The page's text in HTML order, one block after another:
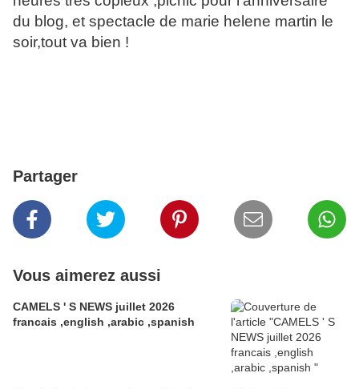
du blog, et spectacle de marie helene martin le
soir,tout va bien !
Partager
Vous aimerez aussi
CAMELS ' S NEWS juillet 2026
francais ,english ,arabic ,spanish